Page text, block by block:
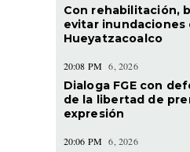
Con rehabilitación,
evitar inundaciones
Hueyatzacoalco
20:08 PM 6, 2026
Dialoga FGE con
de la libertad de
expresión
20:06 PM 6, 2026